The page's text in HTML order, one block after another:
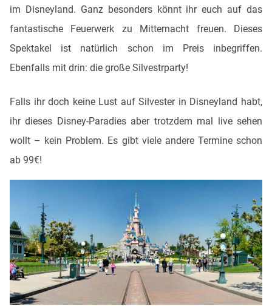
im Disneyland. Ganz besonders könnt ihr euch auf das
fantastische Feuerwerk zu Mitternacht freuen. Dieses
Spektakel ist natürlich schon im Preis inbegriffen.
Ebenfalls mit drin: die große Silvestrparty!
Falls ihr doch keine Lust auf Silvester in Disneyland habt,
ihr dieses Disney-Paradies aber trotzdem mal live sehen
wollt – kein Problem. Es gibt viele andere Termine schon
ab 99€!